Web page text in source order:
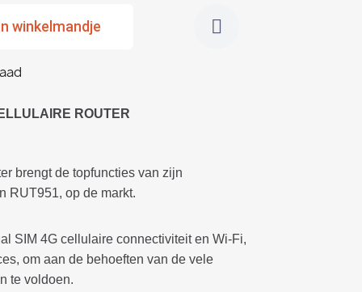
winkelmandje
ROUTER
brengt de topfuncties van zijn
RUT951, op de markt.
SIM 4G cellulaire connectiviteit en Wi-Fi,
om aan de behoeften van de vele
te voldoen.